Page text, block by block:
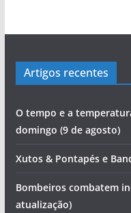
Artigos recentes
O tempo e a
domingo (9 de agosto)
Xutos & Pontapés e
Bombeiros combatem
atualização)